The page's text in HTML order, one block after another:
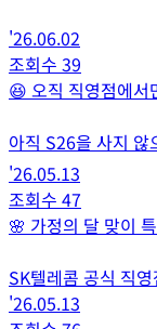
'26.06.02
조회수 39
😆 오직 직영점에서
아직 S26을 사지
'26.05.13
조회수 47
🌸 가정의 달 맞이
SK텔레콤 공식 직
'26.05.13